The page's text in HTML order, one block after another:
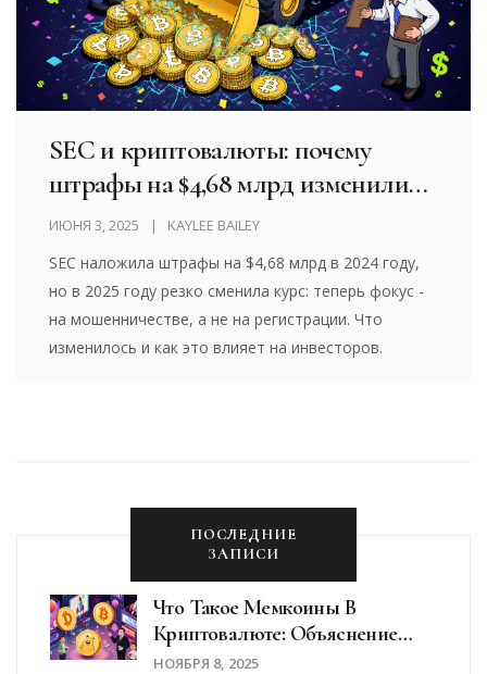
SEC и криптовалюты: почему
штрафы на $4,68 млрд изменили
правила игры
ИЮНЯ 3, 2025 KAYLEE BAILEY
SEC наложила штрафы на $4,68 млрд в 2024 году,
но в 2025 году резко сменила курс: теперь фокус -
на мошенничестве, а не на регистрации. Что
изменилось и как это влияет на инвесторов.
ПОСЛЕДНИЕ
ЗАПИСИ
Что Такое Мемкоины В
Криптовалюте: Объяснение
Для Новичков
НОЯБРЯ 8, 2025